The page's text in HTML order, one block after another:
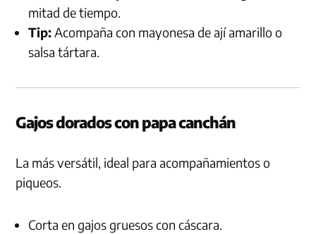
mitad de tiempo.
Tip:Acompaña con mayonesa de ají amarillo o
salsa tártara.
Gajos dorados con papa canchán
La más versátil, ideal para acompañamientos o
piqueos.
Corta en gajos gruesos con cáscara.